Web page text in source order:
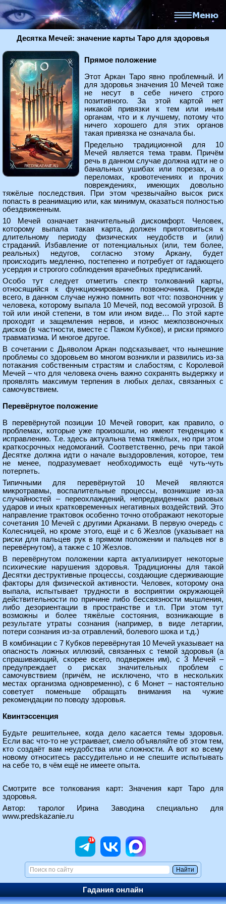
Десятка Мечей: значение карты Таро для здоровья
Прямое положение
Этот Аркан Таро явно проблемный. И
для здоровья значения 10 Мечей тоже
не несут в себе ничего строго
позитивного. За этой картой нет
никакой привязки к тем или иным
органам, что и к лучшему, потому что
ничего хорошего для этих органов
такая привязка не означала бы.
Предельно традиционной для 10
Мечей является тема травм. Причём
речь в данном случае должна идти не о
банальных ушибах или порезах, а о
переломах, кровотечениях и прочих
повреждениях, имеющих довольно
тяжёлые последствия. При этом чрезвычайно высок риск
попасть в реанимацию или, как минимум, оказаться полностью
обездвиженным.
10 Мечей означает значительный дискомфорт. Человек,
которому выпала такая карта, должен приготовиться к
длительному периоду физических неудобств и (или)
страданий. Избавление от потенциальных (или, тем более,
реальных) недугов, согласно этому Аркану, будет
происходить медленно, постепенно и потребует от гадающего
усердия и строгого соблюдения врачебных предписаний.
Особо тут следует отметить спектр толкований карты,
относящийся к функционированию позвоночника. Прежде
всего, в данном случае нужно помнить вот что: позвоночник у
человека, которому выпала 10 Мечей, под весомой угрозой. В
той или иной степени, в том или ином виде… По этой карте
проходят и защемления нервов, и износ межпозвоночных
дисков (в частности, вместе с Пажом Кубков), и риски прямого
травматизма. И многое другое.
В сочетании с Дьяволом Аркан подсказывает, что нынешние
проблемы со здоровьем во многом возникли и развились из-за
потакания собственным страстям и слабостям, с Королевой
Мечей – что для человека очень важно сохранять выдержку и
проявлять максимум терпения в любых делах, связанных с
самочувствием.
Перевёрнутое положение
В перевёрнутой позиции 10 Мечей говорит, как правило, о
проблемах, которые уже произошли, но имеют тенденцию к
исправлению. Т.е. здесь актуальна тема тяжёлых, но при этом
краткосрочных недомоганий. Соответственно, речь при такой
Десятке должна идти о начале выздоровления, которое, тем
не менее, подразумевает необходимость ещё чуть-чуть
потерпеть.
Типичными для перевёрнутой 10 Мечей являются
микротравмы, воспалительные процессы, возникшие из-за
случайностей – переохлаждений, непредвиденных разовых
ударов и иных кратковременных негативных воздействий. Это
направление трактовок особенно точно отображают некоторые
сочетания 10 Мечей с другими Арканами. В первую очередь с
Колесницей, но кроме этого, ещё и с 6 Жезлов (указывает на
риски для пальцев рук в прямом положении и пальцев ног в
перевёрнутом), а также с 10 Жезлов.
В перевёрнутом положении карта актуализирует некоторые
психические нарушения здоровья. Традиционны для такой
Десятки деструктивные процессы, создающие сдерживающие
факторы для физической активности. Человек, которому она
выпала, испытывает трудности в восприятии окружающей
действительности по причине либо бессвязности мышления,
либо дезориентации в пространстве и т.п. При этом тут
возможны и более тяжёлые состояния, возникающие в
результате утраты сознания (например, в виде летаргии,
потери сознания из-за отравлений, болевого шока и т.д.)
В комбинации с 7 Кубков перевёрнутая 10 Мечей указывает на
опасность ложных иллюзий, связанных с темой здоровья (а
спрашивающий, скорее всего, подвержен им), с 3 Мечей –
предупреждает о рисках значительных проблем с
самочувствием (причём, не исключено, что в нескольких
местах организма одновременно), с 6 Монет – настоятельно
советует поменьше обращать внимания на чужие
рекомендации по поводу здоровья.
Квинтэссенция
Будьте решительнее, когда дело касается темы здоровья.
Если вас что-то не устраивает, смело объявляйте об этом тем,
кто создаёт вам неудобства или сложности. А вот ко всему
новому относитесь рассудительно и не спешите испытывать
на себе то, в чём ещё не имеете опыта.
Смотрите все толкования карт:Значения карт Таро для
здоровья.
Автор: таролог Ирина Заводина специально для
www.predskazanie.ru
Гадания онлайн